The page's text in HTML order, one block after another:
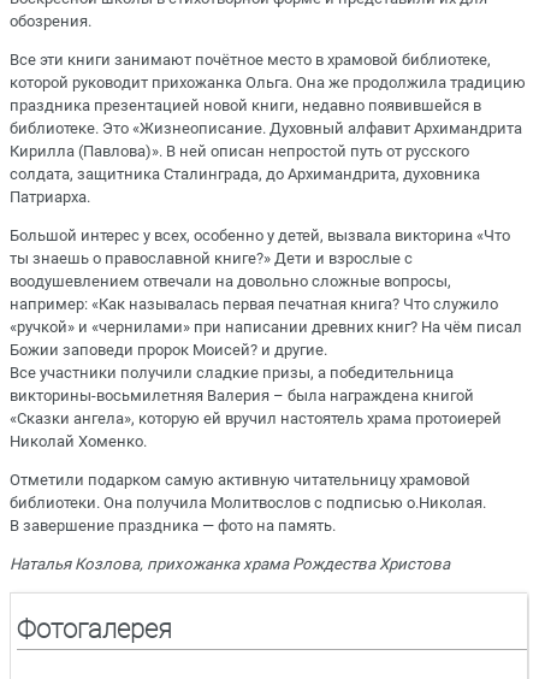
обозрения.
Все эти книги занимают почётное место в храмовой библиотеке,
которой руководит прихожанка Ольга. Она же продолжила традицию
праздника презентацией новой книги, недавно появившейся в
библиотеке. Это «Жизнеописание. Духовный алфавит Архимандрита
Кирилла (Павлова)». В ней описан непростой путь от русского
солдата, защитника Сталинграда, до Архимандрита, духовника
Патриарха.
Большой интерес у всех, особенно у детей, вызвала викторина «Что
ты знаешь о православной книге?» Дети и взрослые с
воодушевлением отвечали на довольно сложные вопросы,
например: «Как называлась первая печатная книга? Что служило
«ручкой» и «чернилами» при написании древних книг? На чём писал
Божии заповеди пророк Моисей? и другие.
Все участники получили сладкие призы, а победительница
викторины-восьмилетняя Валерия – была награждена книгой
«Сказки ангела», которую ей вручил настоятель храма протоиерей
Николай Хоменко.
Отметили подарком самую активную читательницу храмовой
библиотеки. Она получила Молитвослов с подписью о.Николая.
В завершение праздника — фото на память.
Наталья Козлова, прихожанка храма Рождества Христова
Фотогалерея